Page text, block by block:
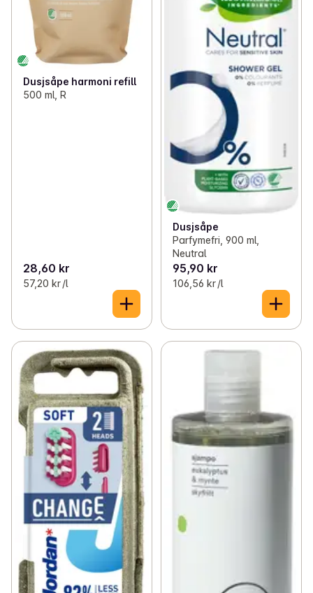
Dusjsåpe harmoni refill
500 ml, R
28,60 kr
57,20 kr /l
Dusjsåpe
Parfymefri, 900 ml,
Neutral
95,90 kr
106,56 kr /l